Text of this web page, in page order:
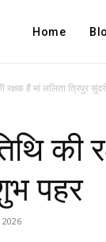
Home
रक्षक हैं मां ललिता त्रिपुर
की
पहर
2026